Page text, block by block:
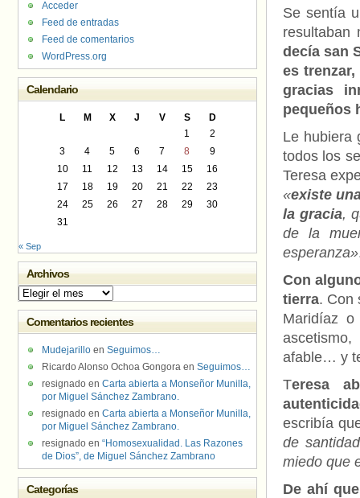
Se sentía
resultaban
decía san
es
gracias
pequeños
Le hubiera
todos los
Teresa
«existe
la gracia,
de la
esperanza»
Con
tierra. Con
Maridíaz
afable… y
Teresa
escribía
de
miedo que
De ahí
Acceder
Feed de entradas
Feed de comentarios
WordPress.org
Calendario
L M X J V S
D
1
2
3
4 5 6 7 8
9
10
11 12 13 14 15
16
17
18 19 20 21 22
23
24
25 26 27 28 29
30
31
« Sep
Archivos
Archivos
Comentarios recientes
Mudejarillo en Seguimos…
Ricardo Alonso Ochoa Gongora en Seguimos…
resignado en Carta abierta a Monseñor Munilla,
por Miguel Sánchez Zambrano.
resignado en Carta abierta a Monseñor Munilla,
por Miguel Sánchez Zambrano.
resignado en “Homosexualidad. Las Razones
de Dios”, de Miguel Sánchez Zambrano
Categorías